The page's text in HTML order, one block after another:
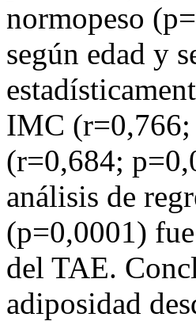
normopeso
según edad y
IMC (r=0,766;
(r=0,684;
análisis de
(p=0,0001)
del TAE.
adiposidad